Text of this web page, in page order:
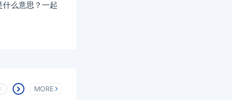
什么意思？一起
MORE